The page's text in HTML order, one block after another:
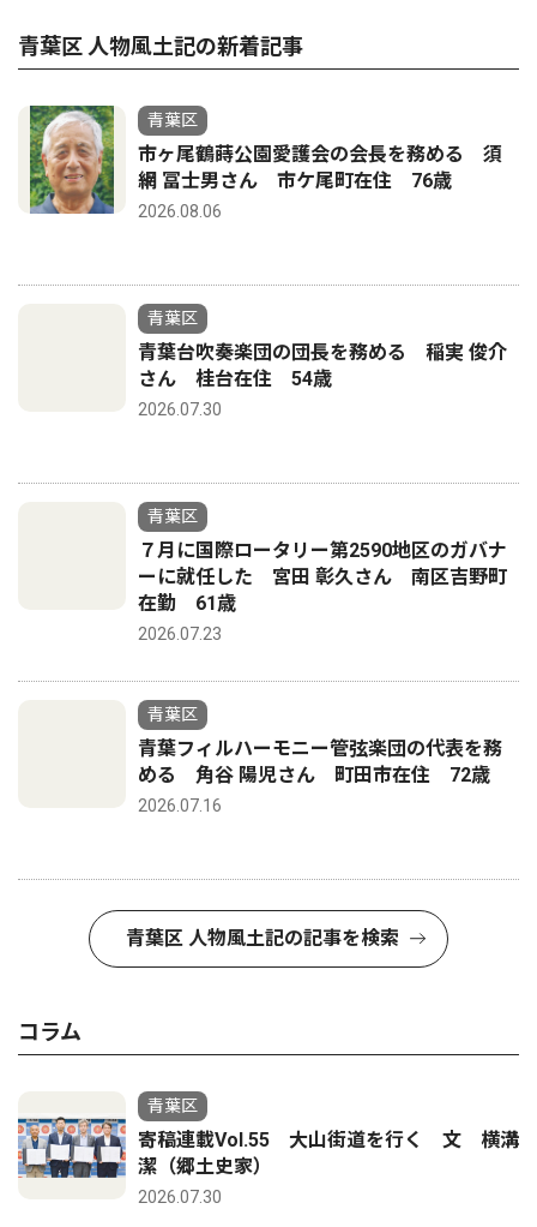
青葉区 人物風土記の新着記事
青葉区
市ヶ尾鶴蒔公園愛護会の会長を務める 須
網 冨士男さん 市ケ尾町在住 76歳
2026.08.06
青葉区
青葉台吹奏楽団の団長を務める 稲実 俊介
さん 桂台在住 54歳
2026.07.30
青葉区
７月に国際ロータリー第2590地区のガバナ
ーに就任した 宮田 彰久さん 南区吉野町
在勤 61歳
2026.07.23
青葉区
青葉フィルハーモニー管弦楽団の代表を務
める 角谷 陽児さん 町田市在住 72歳
2026.07.16
青葉区 人物風土記の記事を検索
コラム
青葉区
寄稿連載Vol.55 大山街道を行く 文 横溝
潔（郷土史家）
2026.07.30